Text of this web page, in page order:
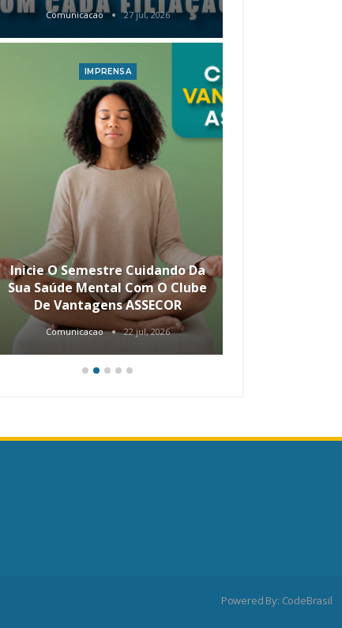
Comunicacao 27 jul, 2026
IMPRENSA
Inicie O Semestre Cuidando Da
Sua Saúde Mental Com O Clube
De Vantagens ASSECOR
Comunicacao 22 jul, 2026
Powered By: CodeBrasil